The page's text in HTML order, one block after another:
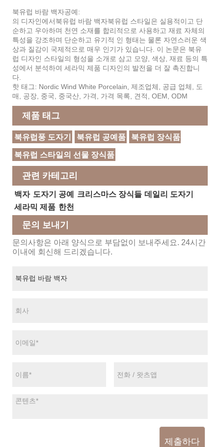
북유럽 바람 백자공예:
의 디자인에서북유럽 바람 백자북유럽 스타일은 실용적이고 단
순하고 우아하며 천연 소재를 합리적으로 사용하고 재료 자체의
특성을 강조하며 단순하고 유기적 인 형태는 물론 자연스러운 색
상과 질감이 국제적으로 매우 인기가 있습니다. 이 논문은 북유
럽 디자인 스타일의 형성을 소개로 삼고 모양, 색상, 재료 등의 특
성에서 분석하여 세라믹 제품 디자인의 발전을 더 잘 촉진합니
다.
핫 태그: Nordic Wind White Porcelain, 제조업체, 공급 업체, 도
매, 공장, 중국, 중국산, 가격, 가격 목록, 견적, OEM, ODM
제품 태그
북유럽풍 도자기 북유럽 공예품 북유럽 장식품
북유럽 스타일의 선물 장식품
관련 카테고리
백자 도자기 공예 크리스마스 장식들 데일리 도자기
세라믹 제품 한천
문의 보내기
문의사항은 아래 양식으로 부담없이 보내주세요. 24시간
이내에 회신해 드리겠습니다.
제출하다